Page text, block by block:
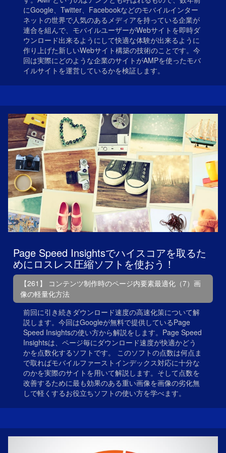
にGoogle、Twitter、Facebookなどのモバイルインター
ネットの世界で人気のあるメディアを持っている企業が
連合を組んで、モバイルユーザーがWebサイトを即時ダ
ウンロード出来るようにして快適な体験が出来るように
作り上げた新しいWebサイト構築の技術のことです。今
回は実際にどのような企業のサイトがAMPを使ったモバ
イルサイトを運営しているかを検証します。
Page Speed Insightsでハイスコアを取るた
めにロスレス圧縮ソフトを使おう！
【261】 コンテンツ制作時のページ内要素最適化（7）画
像の軽量化方法
前回に引き続きダウンロード速度の高速化策について解
説します。今回はGoogleが無料で提供しているPage
Speed Insightsの使い方から解説をします。Page Speed
Insightsは、ページ毎にダウンロード速度が快適かどう
かを点数化するソフトです。 このソフトの点数は何点ま
で取ればモバイルファーストインデックス対応に十分な
のかを実際のサイトを用いて解説します。そして点数を
改善するために最も効果のある重い画像を画像の劣化無
しで軽くするお役立ちソフトの使い方を学べます。